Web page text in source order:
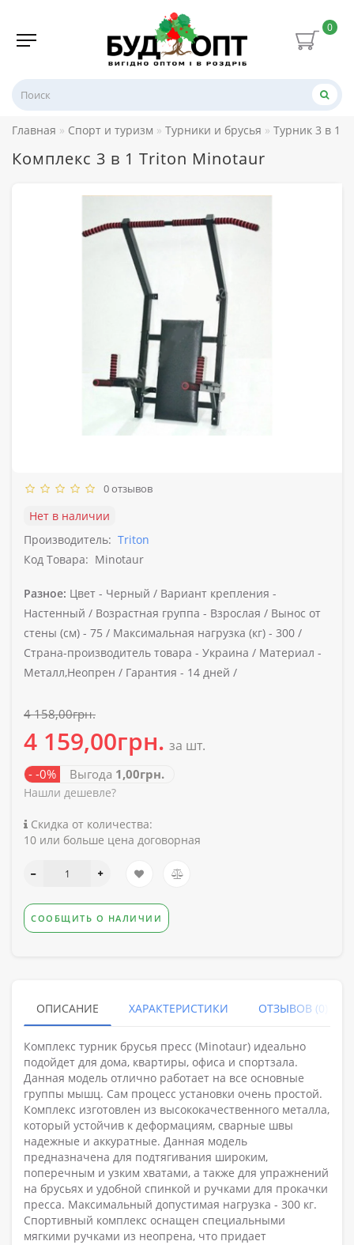
0
Главная Спорт и туризм Турники и брусья Турник 3 в 1
Комплекс 3 в 1 Triton Minotaur
0 отзывов
Нет в наличии
Производитель: Triton
Код Товара: Minotaur
Разное: Цвет - Черный / Вариант крепления -
Настенный / Возрастная группа - Взрослая / Вынос от
стены (см) - 75 / Максимальная нагрузка (кг) - 300 /
Страна-производитель товара - Украина / Материал -
Металл,Неопрен / Гарантия - 14 дней /
4 158,00грн.
4 159,00грн. за шт.
- -0% Выгода 1,00грн.
Нашли дешевле?
Скидка от количества:
10 или больше цена договорная
СООБЩИТЬ О НАЛИЧИИ
ОПИСАНИЕ ХАРАКТЕРИСТИКИ ОТЗЫВОВ (0)
Комплекс турник брусья пресс (Minotaur) идеально
подойдет для дома, квартиры, офиса и спортзала.
Данная модель отлично работает на все основные
группы мышц. Сам процесс установки очень простой.
Комплекс изготовлен из высококачественного металла,
который устойчив к деформациям, сварные швы
надежные и аккуратные. Данная модель
предназначена для подтягивания широким,
поперечным и узким хватами, а также для упражнений
на брусьях и удобной спинкой и ручками для прокачки
пресса. Максимальный допустимая нагрузка - 300 кг.
Спортивный комплекс оснащен специальными
мягкими ручками из неопрена, что придает